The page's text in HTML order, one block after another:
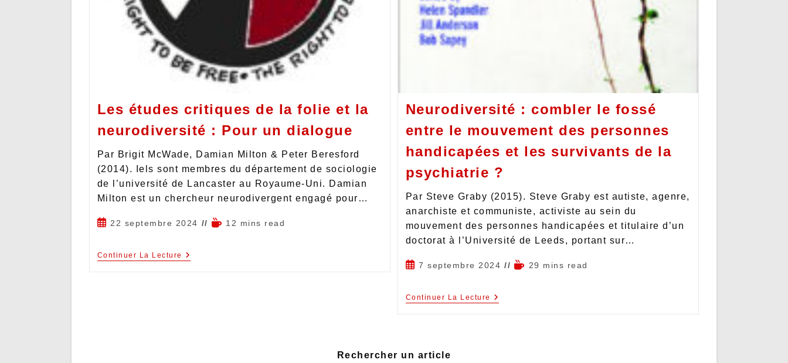
Les études critiques de la folie et la
neurodiversité : Pour un dialogue
Par Brigit McWade, Damian Milton & Peter Beresford
(2014). Iels sont membres du département de sociologie
de l’université de Lancaster au Royaume-Uni. Damian
Milton est un chercheur neurodivergent engagé pour…
22 septembre 2024 12 mins read
Continuer La Lecture
Neurodiversité : combler le fossé
entre le mouvement des personnes
handicapées et les survivants de la
psychiatrie ?
Par Steve Graby (2015). Steve Graby est autiste, agenre,
anarchiste et communiste, activiste au sein du
mouvement des personnes handicapées et titulaire d’un
doctorat à l’Université de Leeds, portant sur…
7 septembre 2024 29 mins read
Continuer La Lecture
Rechercher un article